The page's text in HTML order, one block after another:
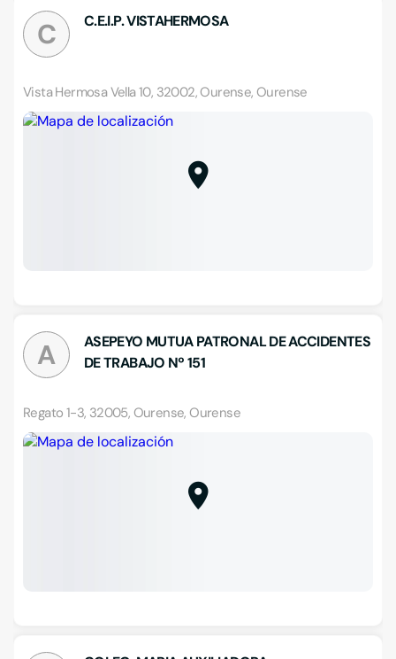
C C.E.I.P. VISTAHERMOSA
Vista Hermosa Vella 10, 32002, Ourense, Ourense
A
ASEPEYO MUTUA PATRONAL DE ACCIDENTES
DE TRABAJO Nº 151
Regato 1-3, 32005, Ourense, Ourense